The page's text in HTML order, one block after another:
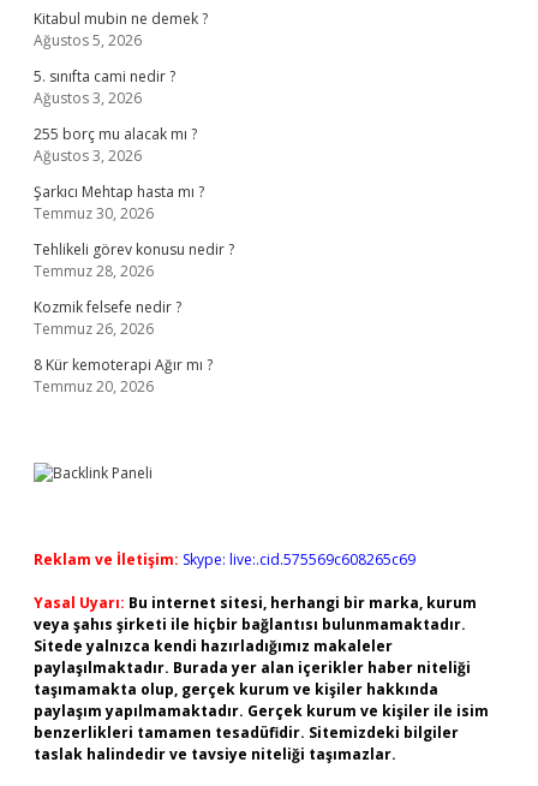
Kitabul mubin ne demek ?
Ağustos 5, 2026
5. sınıfta cami nedir ?
Ağustos 3, 2026
255 borç mu alacak mı ?
Ağustos 3, 2026
Şarkıcı Mehtap hasta mı ?
Temmuz 30, 2026
Tehlikeli görev konusu nedir ?
Temmuz 28, 2026
Kozmik felsefe nedir ?
Temmuz 26, 2026
8 Kür kemoterapi Ağır mı ?
Temmuz 20, 2026
Reklam ve İletişim: Skype: live:.cid.575569c608265c69
Yasal Uyarı: Bu internet sitesi, herhangi bir marka, kurum
veya şahıs şirketi ile hiçbir bağlantısı bulunmamaktadır.
Sitede yalnızca kendi hazırladığımız makaleler
paylaşılmaktadır. Burada yer alan içerikler haber niteliği
taşımamakta olup, gerçek kurum ve kişiler hakkında
paylaşım yapılmamaktadır. Gerçek kurum ve kişiler ile isim
benzerlikleri tamamen tesadüfidir. Sitemizdeki bilgiler
taslak halindedir ve tavsiye niteliği taşımazlar.